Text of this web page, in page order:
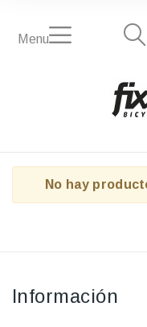
Menu
No hay
Información